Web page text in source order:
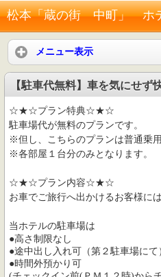
松本「蔵の街 中町」 ホ
メニュー表示
【駐車代無料】車を気にせ
☆★☆プラン特典☆★☆
駐車場代が無料のプランです。
※但し、こちらのプランは普通乗
※各部屋１台分のみとなります。
☆★☆プラン内容☆★☆
お車でご旅行へ出かけるお客様に
当ホテルの駐車場は
●高さ制限なし
●途中出し入れ可（第２駐車場にて
●時間外預かり可